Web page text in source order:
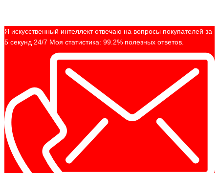
Я искусственный интеллект отвечаю на вопросы покупателей за
5 секунд 24/7 Моя статистика: 99.2% полезных ответов.